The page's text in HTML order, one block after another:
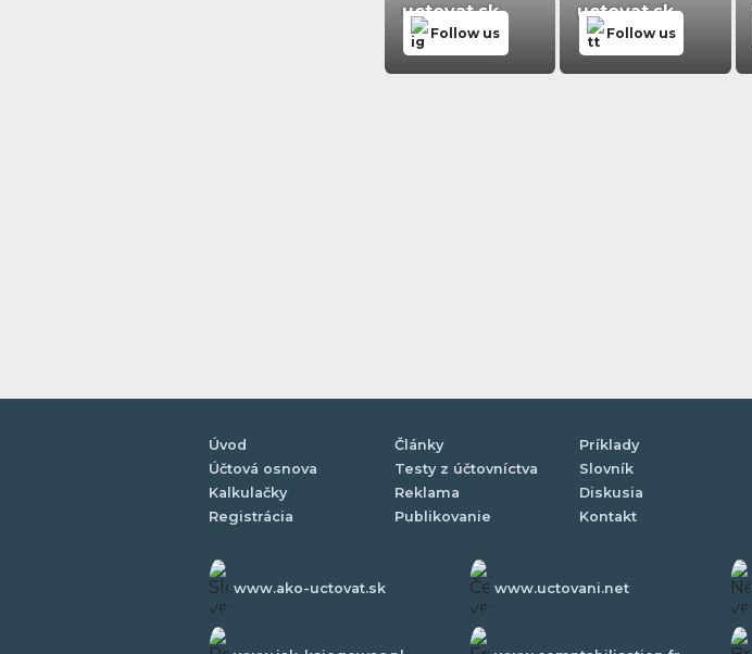
uctovat.sk
Follow us
uctovat.sk
Follow us
Úvod Články
Príklady
Účtová osnova
Testy z účtovníctva
Slovník
Kalkulačky
Reklama
Diskusia
Registrácia
Publikovanie Kontakt
www.ako-uctovat.sk www.uctovani.net